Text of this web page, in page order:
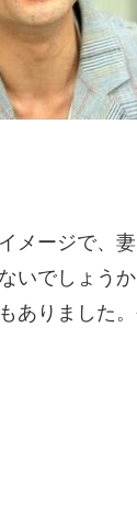
メージで、
いでしょう
ありました